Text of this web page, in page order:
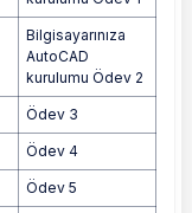
Bilgisayarınıza
AutoCAD
kurulumu Ödev 2
Ödev 3
Ödev 4
Ödev 5